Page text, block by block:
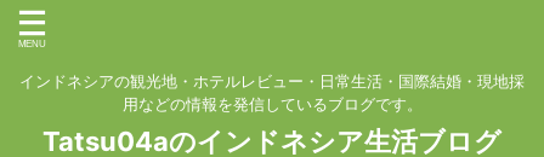
インドネシアの観光地・ホテルレビュー・日常生活・国際結婚・現地採
用などの情報を発信しているブログです。
Tatsu04aのインドネシア生活ブログ